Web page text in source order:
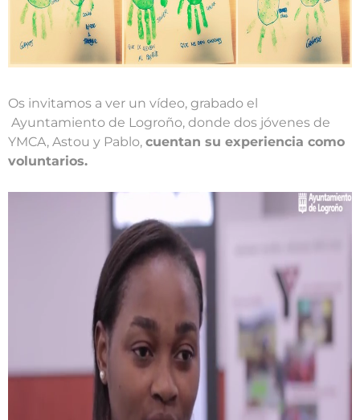
Os invitamos a ver un vídeo, grabado el
Ayuntamiento de Logroño, donde dos jóvenes de
YMCA, Astou y Pablo, cuentan su experiencia como
voluntarios.